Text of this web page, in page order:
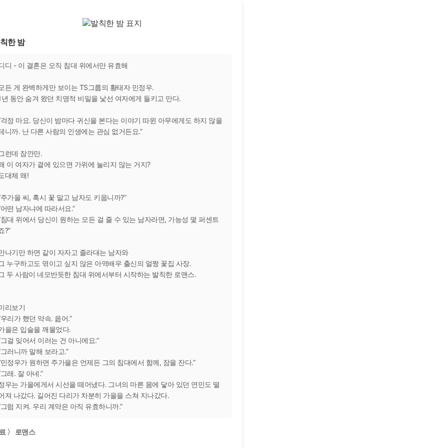
한 밤
디 - 이 결혼은 오직 침대 위에서만 유효해
든 게 완벽하게만 보이는 TS그룹의 황태자 민정우.
년 동안 숨겨 왔던 치명적 비밀을 낯선 여자에게 들키고 만다.
걱정 마요. 당신이 밤마다 귀신을 본다는 이야기 따윈 아무에게도 하지 않을
니까. 난 다른 사람의 인생에는 관심 없거든요.”
런데 잠깐만.
이 여자가 곁에 있으면 가위에 눌리지 않는 거지?
대체 왜!
주가을 씨, 혹시 꽃 말고 남자도 키웁니까?”
어떤 남자냐에 따라서요.”
침대 위에서 당신이 원하는 모든 걸 줄 수 있는 남자라면, 가능성 몇 퍼센트
?”
나기만 하면 같이 자자고 졸라대는 남자와
누구하고도 엮이고 싶지 않은 아역배우 출신의 얼짱 꽃집 사장.
두 사람이 네모반듯한 침대 위에서부터 시작하는 발칙한 로맨스.
리보기
우리가 했던 약속. 읊어.”
을은 입술을 깨물었다.
그걸 잊어서 이러는 건 아니에요.”
그러니까 말해 보라고.”
민정우가 원하면 주가을은 언제든 그의 침대에서 함께, 잠을 잔다.”
그래. 잘 아네.”
우는 가을에게서 시선을 떼어냈다. 그녀의 마른 몸에 닿아 있던 연민도 떨
져 나갔다. 길어진 다리가 차분히 가을을 스쳐 지나갔다.
그럼 지켜. 우리 계약은 아직 유효하니까.”
〉 로맨스